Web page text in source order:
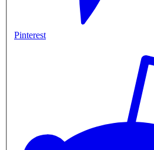
Pinterest